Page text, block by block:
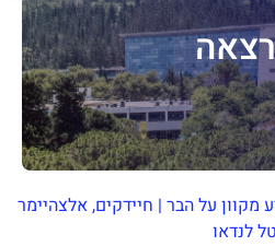
מקוון על הבר | חיידקים, אלצהיימר
לנדאו